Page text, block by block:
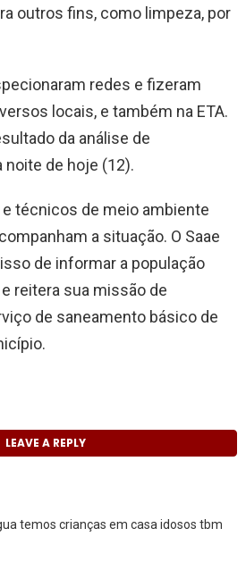
outros fins, como limpeza, por
redes e fizeram
locais, e também na ETA.
da análise de
noite de hoje (12).
e técnicos de meio ambiente
a situação. O Saae
de informar a população
reitera sua missão de
de saneamento básico de
LEAVE A REPLY
temos crianças em casa idosos tbm